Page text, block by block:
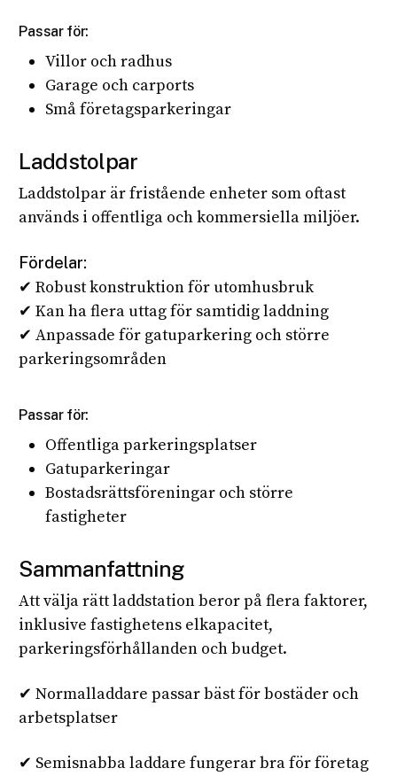
Passar för:
Villor och radhus
Garage och carports
Små företagsparkeringar
Laddstolpar
Laddstolpar är fristående enheter som oftast
används i offentliga och kommersiella miljöer.
Fördelar:
✔ Robust konstruktion för utomhusbruk
✔ Kan ha flera uttag för samtidig laddning
✔ Anpassade för gatuparkering och större
parkeringsområden
Passar för:
Offentliga parkeringsplatser
Gatuparkeringar
Bostadsrättsföreningar och större
fastigheter
Sammanfattning
Att välja rätt laddstation beror på flera faktorer,
inklusive fastighetens elkapacitet,
parkeringsförhållanden och budget.
✔ Normalladdare passar bäst för bostäder och
arbetsplatser
✔ Semisnabba laddare fungerar bra för företag